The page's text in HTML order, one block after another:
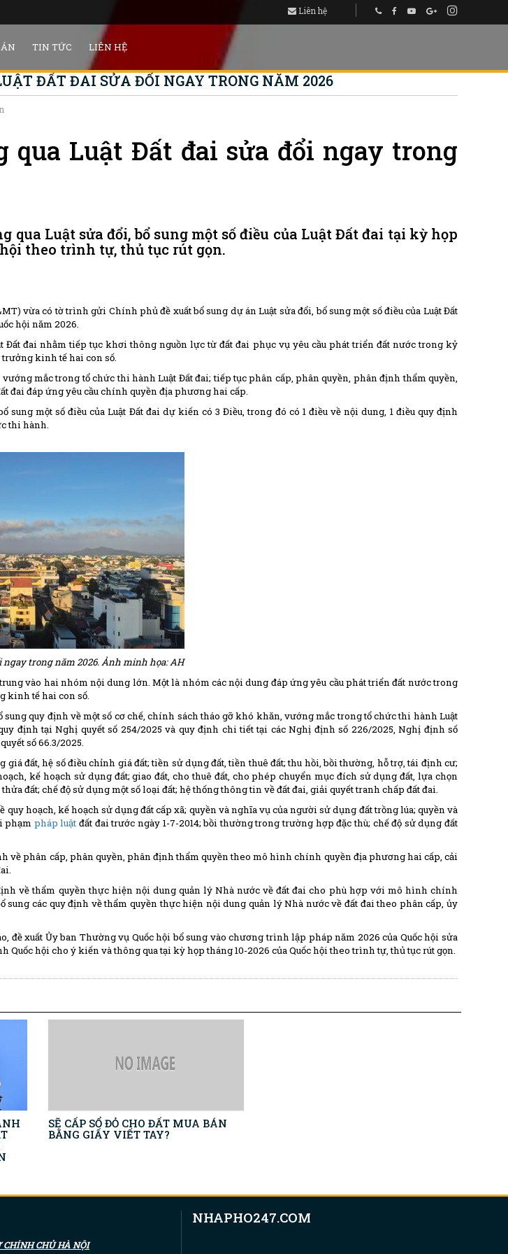
Liên hệ
TIN TỨC LIÊN HỆ
ĐẤT ĐAI SỬA ĐỔI NGAY TRONG NĂM 2026
qua Luật Đất đai sửa đổi ngay trong
qua Luật sửa đổi, bổ sung một số điều của Luật Đất đai tại kỳ họp
hội theo trình tự, thủ tục rút gọn.
vừa có tờ trình gửi Chính phủ đề xuất bổ sung dự án Luật sửa đổi, bổ sung một số điều của Luật Đất
hội năm 2026.
Đất đai nhằm tiếp tục khơi thông nguồn lực từ đất đai phục vụ yêu cầu phát triển đất nước trong kỷ
kinh tế hai con số.
mắc trong tổ chức thi hành Luật Đất đai; tiếp tục phân cấp, phân quyền, phân định thẩm quyền,
đai đáp ứng yêu cầu chính quyền địa phương hai cấp.
sung một số điều của Luật Đất đai dự kiến có 3 Điều, trong đó có 1 điều về nội dung, 1 điều quy định
thi hành.
trong năm 2026. Ảnh minh họa: AH
vào hai nhóm nội dung lớn. Một là nhóm các nội dung đáp ứng yêu cầu phát triển đất nước trong
kinh tế hai con số.
sung quy định về một số cơ chế, chính sách tháo gỡ khó khăn, vướng mắc trong tổ chức thi hành Luật
định tại Nghị quyết số 254/2025 và quy định chi tiết tại các Nghị định số 226/2025, Nghị định số
số 66.3/2025.
giá đất, hệ số điều chỉnh giá đất; tiền sử dụng đất, tiền thuê đất; thu hồi, bồi thường, hỗ trợ, tái định cư;
kế hoạch sử dụng đất; giao đất, cho thuê đất, cho phép chuyển mục đích sử dụng đất, lựa chọn
đất; chế độ sử dụng một số loại đất; hệ thống thông tin về đất đai, giải quyết tranh chấp đất đai.
quy hoạch, kế hoạch sử dụng đất cấp xã; quyền và nghĩa vụ của người sử dụng đất trồng lúa; quyền và
phạm pháp luật đất đai trước ngày 1-7-2014; bồi thường trong trường hợp đặc thù; chế độ sử dụng đất
về phân cấp, phân quyền, phân định thẩm quyền theo mô hình chính quyền địa phương hai cấp, cải
về thẩm quyền thực hiện nội dung quản lý Nhà nước về đất đai cho phù hợp với mô hình chính
sung các quy định về thẩm quyền thực hiện nội dung quản lý Nhà nước về đất đai theo phân cấp, ủy
đề xuất Ủy ban Thường vụ Quốc hội bổ sung vào chương trình lập pháp năm 2026 của Quốc hội sửa
hội cho ý kiến và thông qua tại kỳ họp tháng 10-2026 của Quốc hội theo trình tự, thủ tục rút gọn.
SẼ CẤP SỔ ĐỎ CHO ĐẤT MUA BÁN
BẰNG GIẤY VIẾT TAY?
CHÍNH CHỦ HÀ NỘI
NHAPHO247.COM